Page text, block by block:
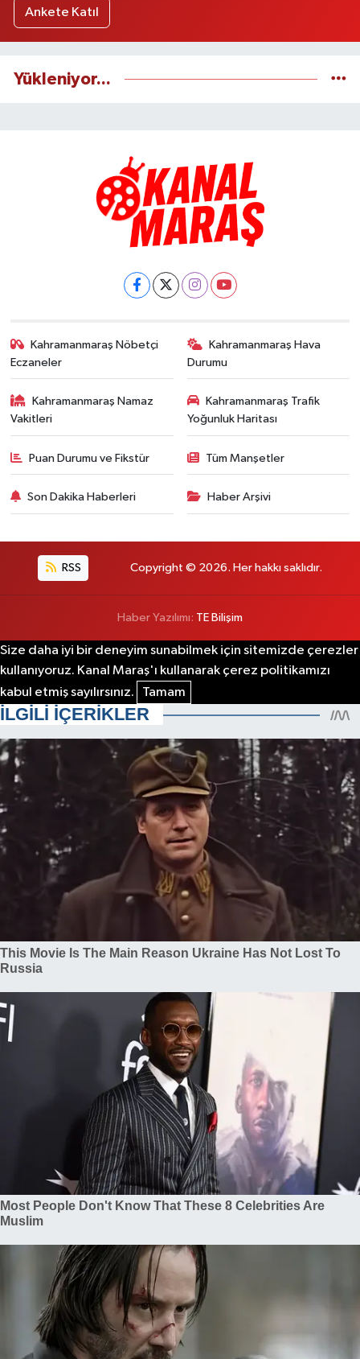
Ankete Katıl
Yükleniyor...
Kahramanmaraş Nöbetçi
Eczaneler
Kahramanmaraş Hava
Durumu
Kahramanmaraş Namaz
Vakitleri
Kahramanmaraş Trafik
Yoğunluk Haritası
Puan Durumu ve Fikstür Tüm Manşetler
Son Dakika Haberleri Haber Arşivi
RSS Copyright © 2026. Her hakkı saklıdır.
Haber Yazılımı: TE Bilişim
Size daha iyi bir deneyim sunabilmek için sitemizde çerezler
kullanıyoruz. Kanal Maraş'ı kullanarak çerez politikamızı
kabul etmiş sayılırsınız.
Tamam